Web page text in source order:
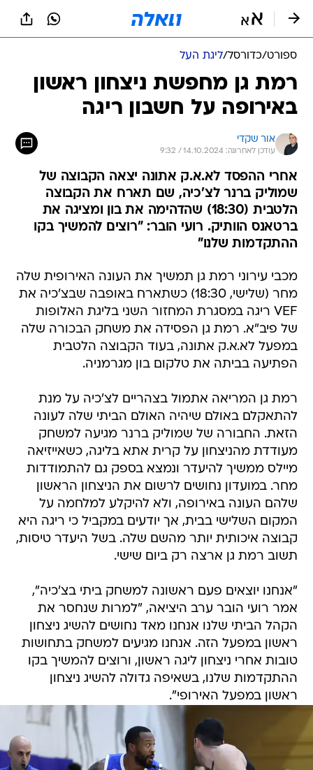
ספורט/כדורסל/ליגת העל
רמת גן מחפשת ניצחון ראשון
באירופה על חשבון ריגה
אור שקדי
עודכן לאחרונה: 14.10.2024 / 9:32
אחרי ההפסד לא.א.ק אתונה יצאה הקבוצה של
שמוליק ברנר לצ'כיה, שם תארח את הקבוצה
הלטבית (18:30) שהדהימה את בון ומציגה את
ברטאנס הוותיק. רועי הובר: "רוצים להמשיך בקו
ההתקדמות שלנו"
מכבי עירוני רמת גן תמשיך את העונה האירופית שלה
מחר (שלישי, 18:30) כשתארח באופבה שבצ'כיה את
VEF ריגה במסגרת המחזור השני בליגת האלופות
של פיב"א. רמת גן הפסידה את משחק הבכורה שלה
במפעל לא.א.ק אתונה, בעוד הקבוצה הלטבית
הפתיעה בביתה את טלקום בון מגרמניה.
רמת גן המריאה אתמול בצהריים לצ'כיה על מנת
להתאקלם באולם שיהיה האולם הביתי שלה לעונה
הזאת. החבורה של שמוליק ברנר מגיעה למשחק
מעודדת מהניצחון על קרית אתא בליגה, כשאייזיאה
מיילס ממשיך להיעדר ונמצא בספק גם להתמודדות
מחר. במועדון נחושים לרשום את הניצחון הראשון
שלהם העונה באירופה, ולא להיקלע למלחמה על
המקום השלישי בבית, אך יודעים במקביל כי ריגה היא
קבוצה איכותית יותר מהשם שלה. בשל היעדר טיסות,
תשוב רמת גן ארצה רק ביום שישי.
"אנחנו יוצאים פעם ראשונה למשחק ביתי בצ'כיה",
אמר רועי הובר ערב היציאה, "למרות שנחסר את
הקהל הביתי שלנו אנחנו מאד נחושים להשיג ניצחון
ראשון במפעל הזה. אנחנו מגיעים למשחק בתחושות
טובות אחרי ניצחון ליגה ראשון, ורוצים להמשיך בקו
ההתקדמות שלנו, בשאיפה גדולה להשיג ניצחון
ראשון במפעל האירופי".